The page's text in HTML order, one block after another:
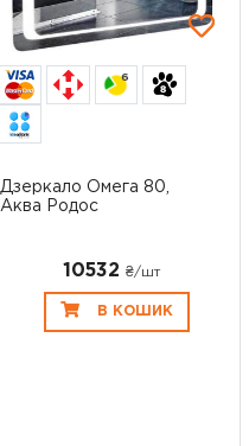
6
Дзеркало Омега 80,
Аква Родос
10532 ₴/шт
В КОШИК